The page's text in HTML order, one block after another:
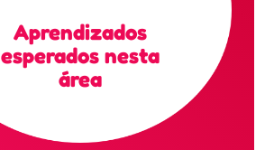
Aprendizados
esperados nesta
área